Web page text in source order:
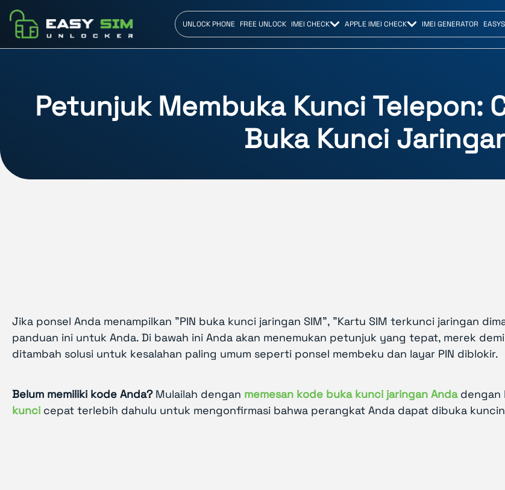
UNLOCK PHONE FREE UNLOCK IMEI CHECK APPLE IMEI CHECK IMEI GENERATOR
Petunjuk Membuka Kunci Telepon:
Buka Kunci
Jika ponsel Anda menampilkan "PIN buka kunci jaringan SIM", "Kartu SIM terkunci jaringan
panduan ini untuk Anda. Di bawah ini Anda akan menemukan petunjuk yang tepat, merek
ditambah solusi untuk kesalahan paling umum seperti ponsel membeku dan layar PIN diblokir.
Belum memiliki kode Anda? Mulailah dengan memesan kode buka kunci jaringan Andadengan
kunci cepat terlebih dahulu untuk mengonfirmasi bahwa perangkat Anda dapat dibuka